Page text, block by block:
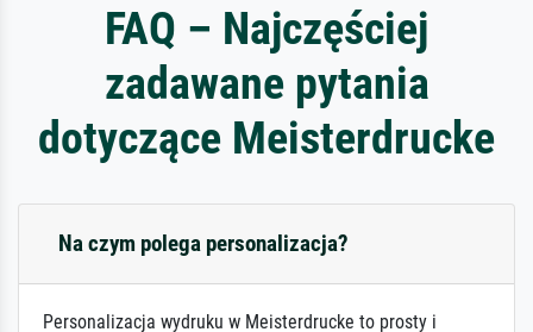
FAQ – Najczęściej
zadawane pytania
dotyczące Meisterdrucke
Na czym polega personalizacja?
Personalizacja wydruku w Meisterdrucke to prosty i